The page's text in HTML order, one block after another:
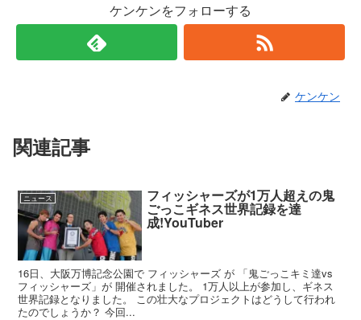
ケンケンをフォローする
ケンケン
関連記事
ニュース フィッシャーズが1万人超えの鬼
ごっこギネス世界記録を達
成!YouTuber
16日、大阪万博記念公園で フィッシャーズ が 「鬼ごっこキミ達vs
フィッシャーズ」が 開催されました。 1万人以上が参加し、ギネス
世界記録となりました。 この壮大なプロジェクトはどうして行われ
たのでしょうか？ 今回...